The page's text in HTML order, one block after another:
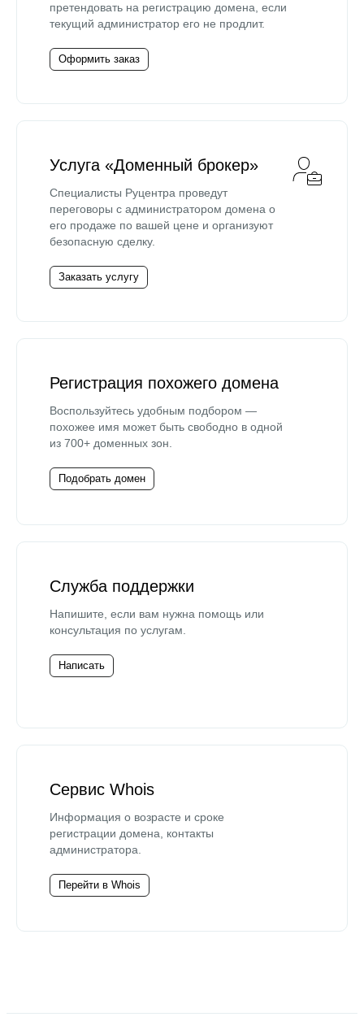
претендовать на регистрацию домена, если
текущий администратор его не продлит.
Оформить заказ
Услуга «Доменный брокер»
Специалисты Руцентра проведут
переговоры с администратором домена о
его продаже по вашей цене и организуют
безопасную сделку.
Заказать услугу
Регистрация похожего домена
Воспользуйтесь удобным подбором —
похожее имя может быть свободно в одной
из 700+ доменных зон.
Подобрать домен
Служба поддержки
Напишите, если вам нужна помощь или
консультация по услугам.
Написать
Сервис Whois
Информация о возрасте и сроке
регистрации домена, контакты
администратора.
Перейти в Whois